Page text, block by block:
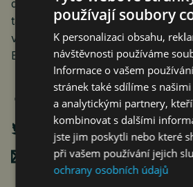
diverzifikace. Domácí firmy se
také na jiné než evropské trhy,
výkonnosti HDP u nás budou růst
EU.“
Poslat mailem
používají soubory
K personalizaci obsahu,
návštěvnosti používáme
Informace o vašem
stránek také sdílíme s
a analytickými partnery,
kombinovat s dalšími
jste jim poskytli nebo které
při vašem používání jejich
ochrany osobních údajů